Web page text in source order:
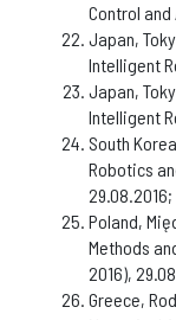
Control
Japan,
Intelligent
Japan,
Intelligent
South
Robotics
29.08.2016;
Poland,
Methods
2016),
Greece,